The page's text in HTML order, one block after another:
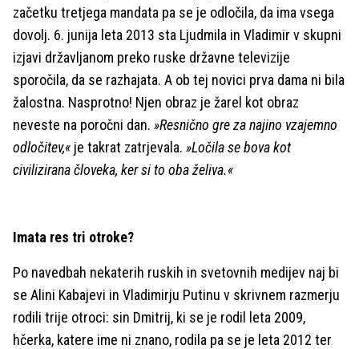
začetku tretjega mandata pa se je odločila, da ima vsega
dovolj. 6. junija leta 2013 sta Ljudmila in Vladimir v skupni
izjavi državljanom preko ruske državne televizije
sporočila, da se razhajata. A ob tej novici prva dama ni bila
žalostna. Nasprotno! Njen obraz je žarel kot obraz
neveste na poročni dan. »Resnično gre za najino vzajemno
odločitev,« je takrat zatrjevala. »Ločila se bova kot
civilizirana človeka, ker si to oba želiva.«
Imata res tri otroke?
Po navedbah nekaterih ruskih in svetovnih medijev naj bi
se Alini Kabajevi in Vladimirju Putinu v skrivnem razmerju
rodili trije otroci: sin Dmitrij, ki se je rodil leta 2009,
hčerka, katere ime ni znano, rodila pa se je leta 2012 ter